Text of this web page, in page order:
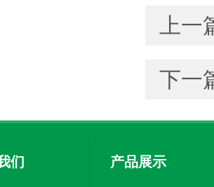
上一
下一
们 产品展示